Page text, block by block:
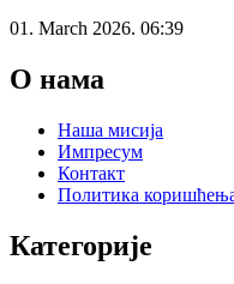
01. March 2026. 06:39
О нама
Наша мисија
Импресум
Контакт
Политика
Категорије